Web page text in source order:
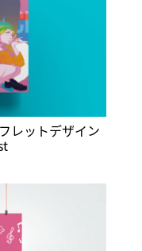
レットデザイン